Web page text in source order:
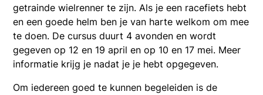
getrainde wielrenner te zijn. Als je een racefiets hebt
en een goede helm ben je van harte welkom om mee
te doen. De cursus duurt 4 avonden en wordt
gegeven op 12 en 19 april en op 10 en 17 mei. Meer
informatie krijg je nadat je je hebt opgegeven.
Om iedereen goed te kunnen begeleiden is de